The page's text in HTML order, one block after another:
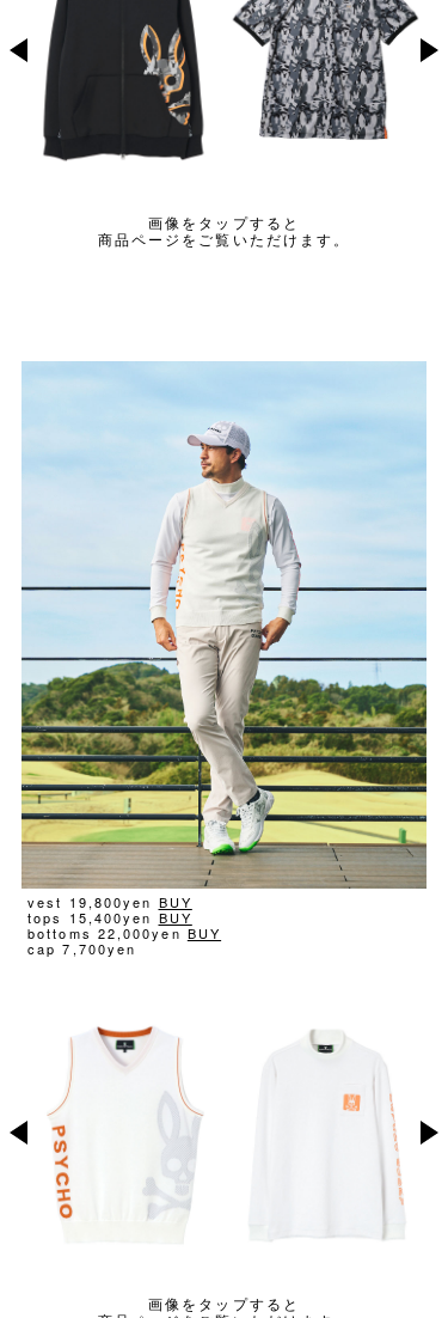
画像をタップすると
商品ページをご覧いただけます。
vest 19,800yen BUY
tops 15,400yen BUY
bottoms 22,000yen BUY
cap 7,700yen
画像をタップすると